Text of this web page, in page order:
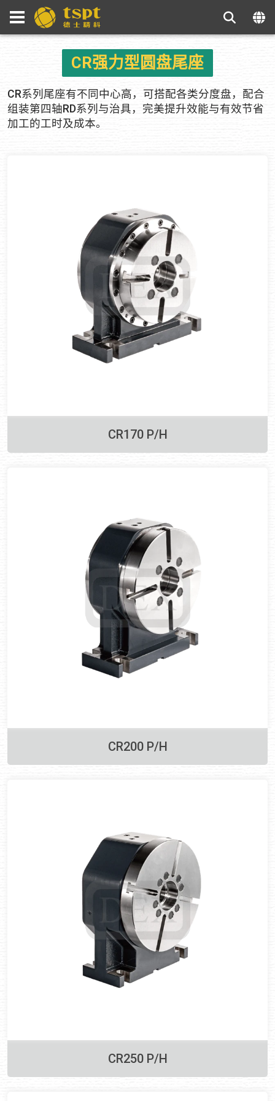
CR强力型圆盘尾座
CR系列尾座有不同中心高，可搭配各类分度盘，配合
组装第四轴RD系列与治具，完美提升效能与有效节省
加工的工时及成本。
CR170 P/H
CR200 P/H
CR250 P/H